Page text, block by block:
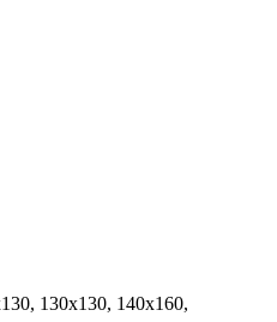
130x130, 140x160,